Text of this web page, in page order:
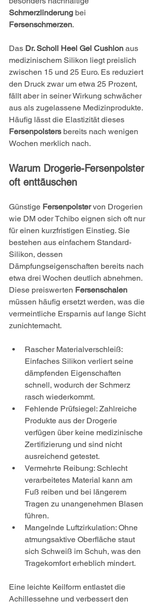
Schmerzlinderung bei
Fersenschmerzen.
Das Dr. Scholl Heel Gel Cushion aus
medizinischem Silikon liegt preislich
zwischen 15 und 25 Euro. Es reduziert
den Druck zwar um etwa 25 Prozent,
fällt aber in seiner Wirkung schwächer
aus als zugelassene Medizinprodukte.
Häufig lässt die Elastizität dieses
Fersenpolsters bereits nach wenigen
Wochen merklich nach.
Warum Drogerie-Fersenpolster
oft enttäuschen
Günstige Fersenpolster von Drogerien
wie DM oder Tchibo eignen sich oft nur
für einen kurzfristigen Einstieg. Sie
bestehen aus einfachem Standard-
Silikon, dessen
Dämpfungseigenschaften bereits nach
etwa drei Wochen deutlich abnehmen.
Diese preiswerten Fersenschalen
müssen häufig ersetzt werden, was die
vermeintliche Ersparnis auf lange Sicht
zunichtemacht.
Rascher Materialverschleiß:
Einfaches Silikon verliert seine
dämpfenden Eigenschaften
schnell, wodurch der Schmerz
rasch wiederkommt.
Fehlende Prüfsiegel: Zahlreiche
Produkte aus der Drogerie
verfügen über keine medizinische
Zertifizierung und sind nicht
ausreichend getestet.
Vermehrte Reibung: Schlecht
verarbeitetes Material kann am
Fuß reiben und bei längerem
Tragen zu unangenehmen Blasen
führen.
Mangelnde Luftzirkulation: Ohne
atmungsaktive Oberfläche staut
sich Schweiß im Schuh, was den
Tragekomfort erheblich mindert.
Eine leichte Keilform entlastet die
Achillessehne und verbessert den